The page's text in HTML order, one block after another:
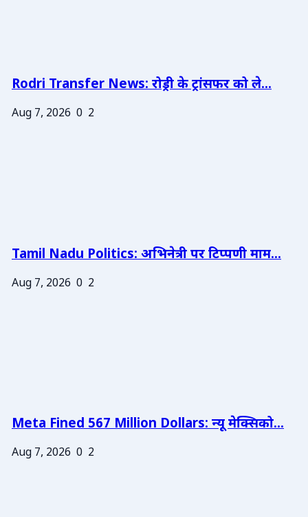
Rodri Transfer News: रोड्री के ट्रांसफर को ले...
Aug 7, 2026 0 2
Tamil Nadu Politics: अभिनेत्री पर टिप्पणी माम...
Aug 7, 2026 0 2
Meta Fined 567 Million Dollars: न्यू मेक्सिको...
Aug 7, 2026 0 2